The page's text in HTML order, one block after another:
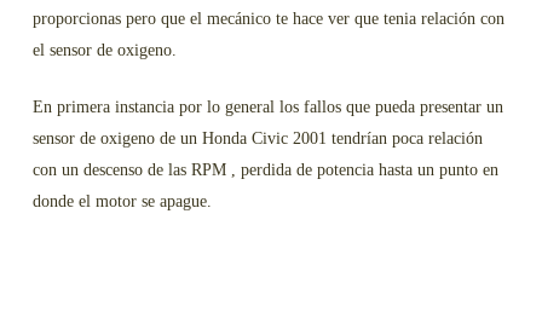
proporcionas pero que el mecánico te hace ver que tenia relación con
el sensor de oxigeno.
En primera instancia por lo general los fallos que pueda presentar un
sensor de oxigeno de un Honda Civic 2001 tendrían poca relación
con un descenso de las RPM , perdida de potencia hasta un punto en
donde el motor se apague.